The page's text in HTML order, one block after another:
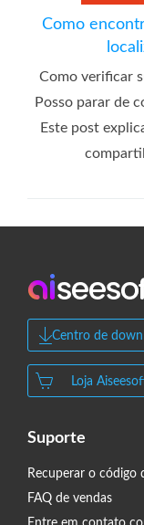
Como
Como verificar
Posso parar de
Este post
Centro de
Loja
Suporte
Recuperar o código
FAQ de vendas